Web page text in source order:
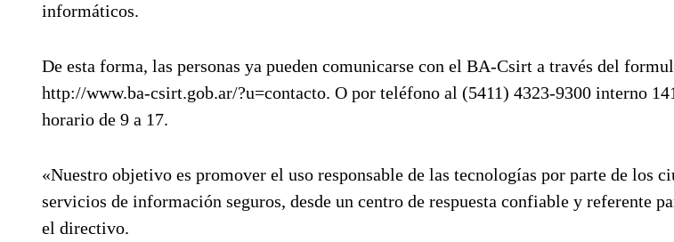
informáticos.
De esta forma, las personas ya pueden comunicarse con el BA-Csirt a través del
http://www.ba-csirt.gob.ar/?u=contacto. O por teléfono al (5411) 4323-9300 interno
horario de 9 a 17.
«Nuestro objetivo es promover el uso responsable de las tecnologías por parte de los
servicios de información seguros, desde un centro de respuesta confiable y referente
el directivo.